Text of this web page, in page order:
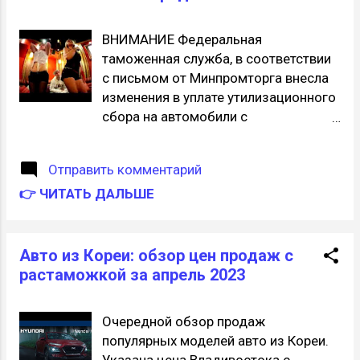
конкурентами Ford в области
электромобилей являются китайские
компании, а не GM или...
ВНИМАНИЕ Федеральная
таможенная служба, в соответствии
с письмом от Минпромторга внесла
изменения в уплате утилизационного
сбора на автомобили с
лиц. Изменение вступило в силу 05
апреля 2023 года. Транспортные
с гибридной силовой установкой, не
оснащены двигателем внутреннего
физическими лицами для личного
пользования, необходимо применять
Отправить комментарий
👉 ЧИТАТЬ ДАЛЬШЕ
Авто из Кореи: обзор цен продаж с
растаможкой за апрель 2023
Очередной обзор продаж
популярных моделей авто из Кореи.